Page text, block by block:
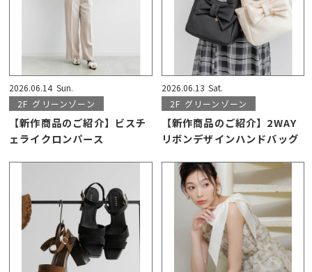
2026.06.14 Sun.
2F グリーンゾーン
【新作商品のご紹介】ビスチ
ェライクロンパース
2026.06.13 Sat.
2F グリーンゾーン
【新作商品のご紹介】2WAY
リボンデザインハンドバッグ